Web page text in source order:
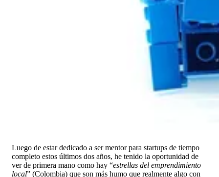
Luego de estar dedicado a ser mentor para startups de tiempo
completo estos últimos dos años, he tenido la oportunidad de
ver de primera mano como hay “estrellas del emprendimiento
local” (Colombia) que son más humo que realmente algo con